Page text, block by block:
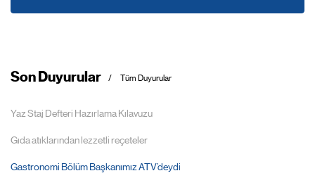
Son Duyurular Tüm Duyurular
Yaz Staj Defteri Hazırlama Kılavuzu
Gıda atıklarından lezzetli reçeteler
Gastronomi Bölüm Başkanımız ATV’deydi